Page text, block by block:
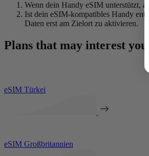
Wenn dein Handy eSIM unterstützt,
Ist dein eSIM-kompatibles Handy
Daten erst am Zielort zu aktivieren.
Plans that may interest you
eSIM Türkei
eSIM Großbritannien